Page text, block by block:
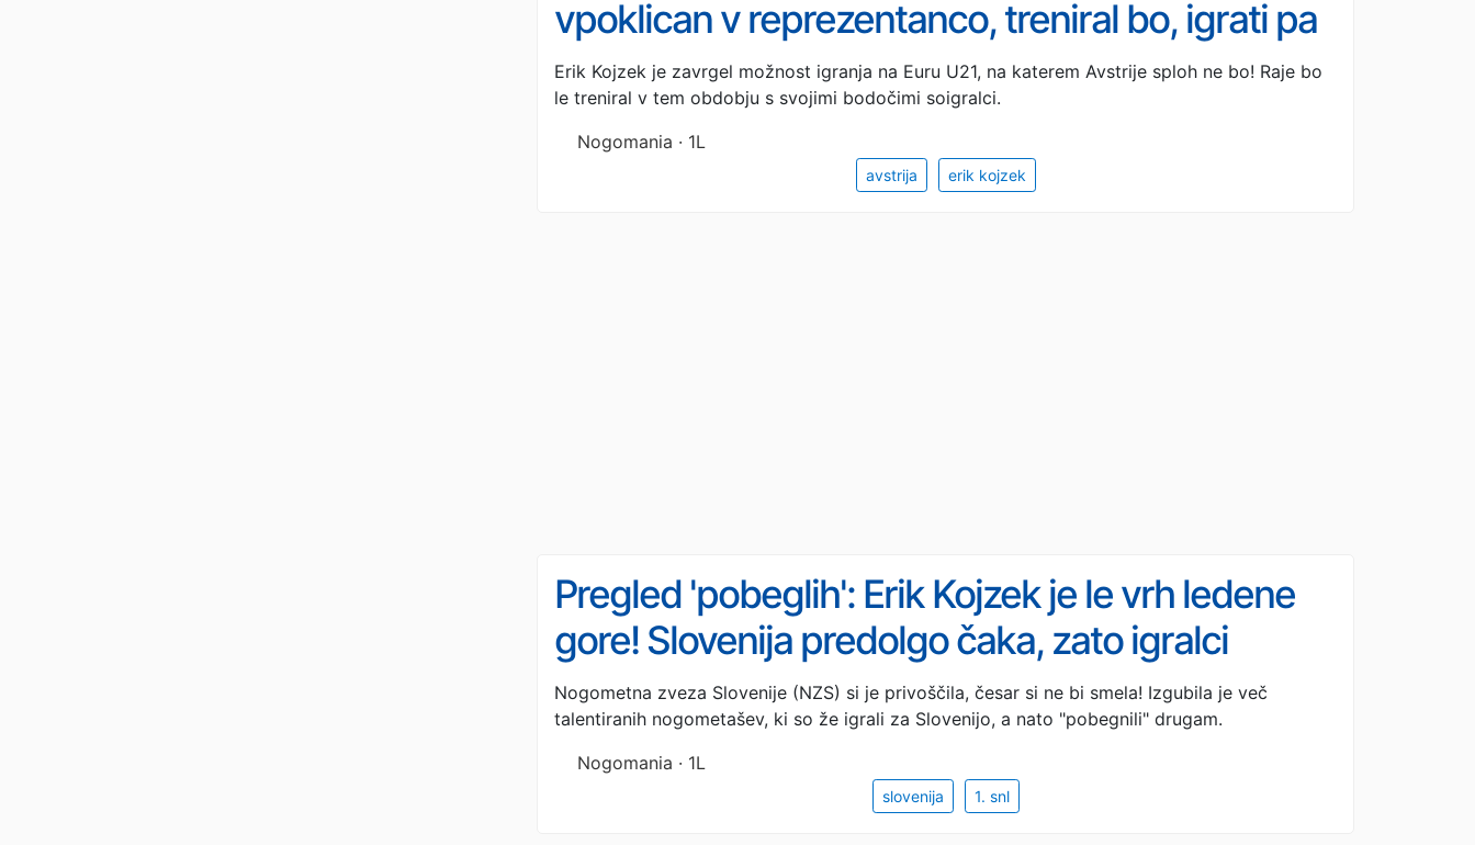
vpoklican v reprezentanco, treniral bo, igrati pa
še ne sme!
Erik Kojzek je zavrgel možnost igranja na Euru U21, na katerem Avstrije sploh ne bo! Raje bo
le treniral v tem obdobju s svojimi bodočimi soigralci.
Nogomania · 1L
avstrija erik kojzek
Pregled 'pobeglih': Erik Kojzek je le vrh ledene
gore! Slovenija predolgo čaka, zato igralci
odhajajo drugam in takoj dobijo priložnost
Nogometna zveza Slovenije (NZS) si je privoščila, česar si ne bi smela! Izgubila je več
talentiranih nogometašev, ki so že igrali za Slovenijo, a nato "pobegnili" drugam.
Nogomania · 1L
slovenija 1. snl